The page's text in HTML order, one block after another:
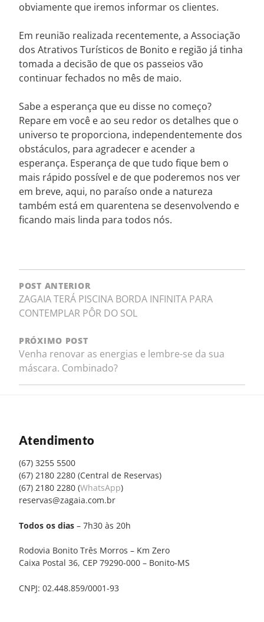
obviamente que iremos informar os clientes.
Em reunião realizada recentemente, a Associação
dos Atrativos Turísticos de Bonito e região já tinha
tomada a decisão de que os passeios vão
continuar fechados no mês de maio.
Sabe a esperança que eu disse no começo?
Repare em você e ao seu redor os detalhes que o
universo te proporciona, independentemente dos
obstáculos, para agradecer e acender a
esperança. Esperança de que tudo fique bem o
mais rápido possível e de que poderemos nos ver
em breve, aqui, no paraíso onde a natureza
também está em quarentena se desenvolvendo e
ficando mais linda para todos nós.
POST ANTERIOR
ZAGAIA TERÁ PISCINA BORDA INFINITA PARA
CONTEMPLAR PÔR DO SOL
PRÓXIMO POST
Venha renovar as energias e lembre-se da sua
máscara. Combinado?
Atendimento
(67) 3255 5500
(67) 2180 2280 (Central de Reservas)
(67) 2180 2280 (WhatsApp)
reservas@zagaia.com.br
Todos os dias – 7h30 às 20h
Rodovia Bonito Três Morros – Km Zero
Caixa Postal 36, CEP 79290-000 – Bonito-MS
CNPJ: 02.448.859/0001-93